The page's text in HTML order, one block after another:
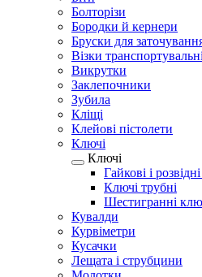
Болторізи
Бородки й кернери
Бруски для
Візки
Викрутки
Заклепочники
Зубила
Кліщі
Клейові пістолети
Ключі
Ключі
Гайкові і
Ключі трубні
Шестигранні
Кувалди
Курвіметри
Кусачки
Лещата і струбцини